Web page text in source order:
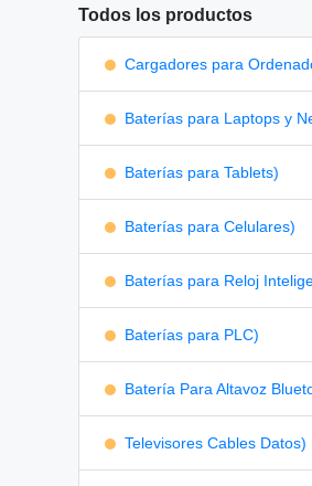
Todos los productos
Cargadores para
Baterías para Laptops y
Baterías para Tablets)
Baterías para Celulares)
Baterías para Reloj
Baterías para PLC)
Batería Para Altavoz
Televisores Cables Datos)